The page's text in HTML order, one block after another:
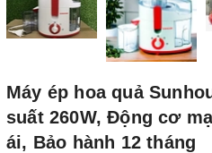
Máy ép hoa quả
suất 260W, Động cơ
ái, Bảo hành 12 tháng